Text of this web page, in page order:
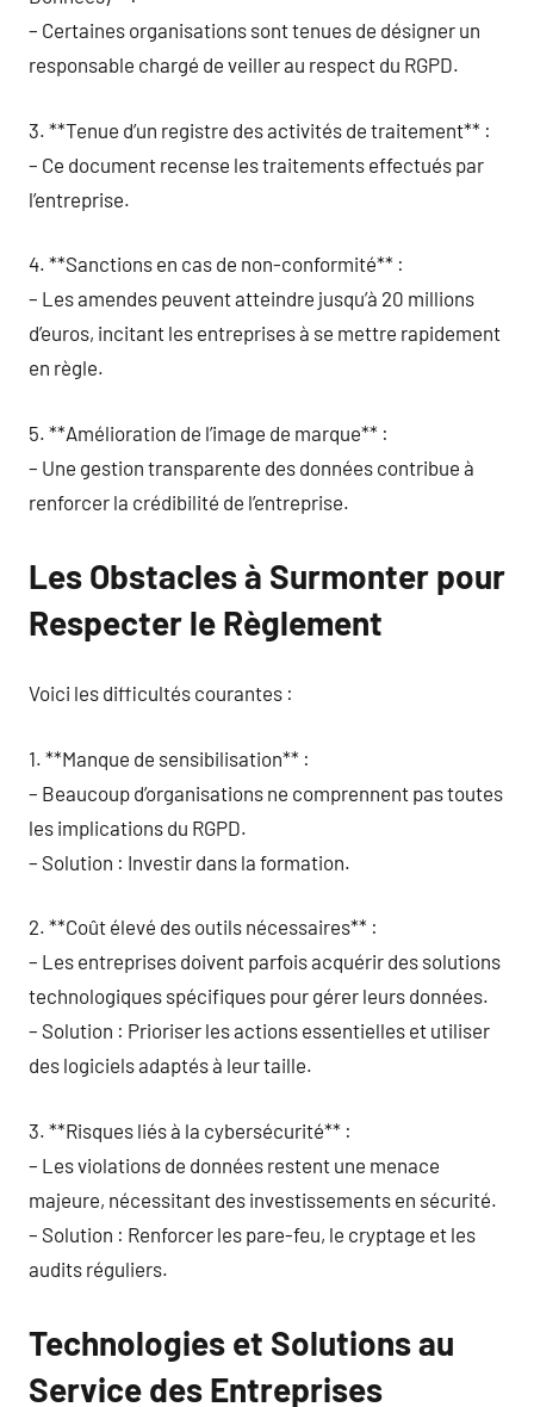
– Certaines organisations sont tenues de désigner un
responsable chargé de veiller au respect du RGPD.
3. **Tenue d’un registre des activités de traitement** :
– Ce document recense les traitements effectués par
l’entreprise.
4. **Sanctions en cas de non-conformité** :
– Les amendes peuvent atteindre jusqu’à 20 millions
d’euros, incitant les entreprises à se mettre rapidement
en règle.
5. **Amélioration de l’image de marque** :
– Une gestion transparente des données contribue à
renforcer la crédibilité de l’entreprise.
Les Obstacles à Surmonter pour
Respecter le Règlement
Voici les difficultés courantes :
1. **Manque de sensibilisation** :
– Beaucoup d’organisations ne comprennent pas toutes
les implications du RGPD.
– Solution : Investir dans la formation.
2. **Coût élevé des outils nécessaires** :
– Les entreprises doivent parfois acquérir des solutions
technologiques spécifiques pour gérer leurs données.
– Solution : Prioriser les actions essentielles et utiliser
des logiciels adaptés à leur taille.
3. **Risques liés à la cybersécurité** :
– Les violations de données restent une menace
majeure, nécessitant des investissements en sécurité.
– Solution : Renforcer les pare-feu, le cryptage et les
audits réguliers.
Technologies et Solutions au
Service des Entreprises